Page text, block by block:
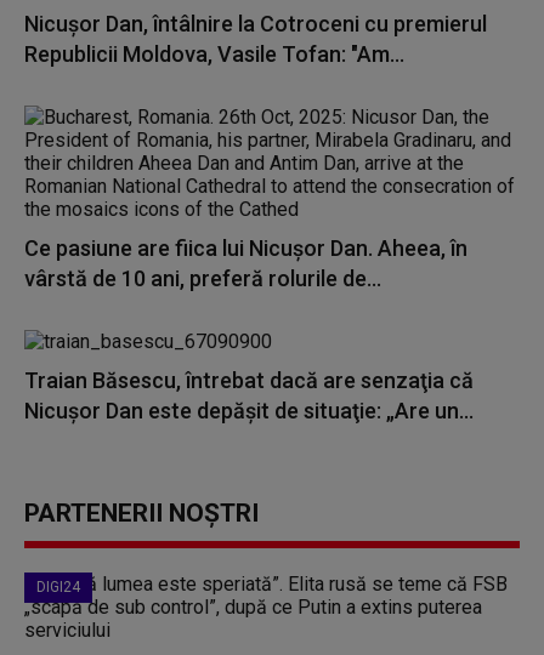
Nicuşor Dan, întâlnire la Cotroceni cu premierul
Republicii Moldova, Vasile Tofan: "Am...
Ce pasiune are fiica lui Nicușor Dan. Aheea, în
vârstă de 10 ani, preferă rolurile de...
Traian Băsescu, întrebat dacă are senzaţia că
Nicuşor Dan este depăşit de situaţie: „Are un...
PARTENERII NOȘTRI
DIGI24